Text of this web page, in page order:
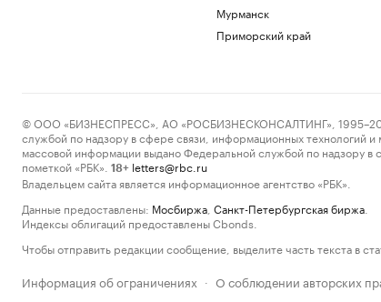
Мурманск
Приморский край
© ООО «БИЗНЕСПРЕСС», АО «РОСБИЗНЕСКОНСАЛТИНГ», 1995–2026.
службой по надзору в сфере связи, информационных технологий
массовой информации выдано Федеральной службой по надзору
пометкой «РБК».
18+ letters@rbc.ru
Владельцем сайта является информационное агентство «РБК».
Данные предоставлены: Мосбиржа Санкт-Петербургская биржа
Индексы облигаций предоставлены Cbonds.
Чтобы отправить редакции сообщение, выделите часть текста в
Информация об ограничениях · О соблюдении авторских